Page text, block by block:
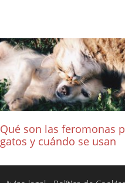
Qué son las feromonas
gatos y cuándo se usan